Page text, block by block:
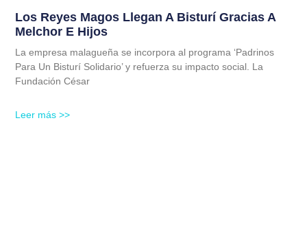
Los Reyes Magos Llegan A Bisturí Gracias A
Melchor E Hijos
La empresa malagueña se incorpora al programa ‘Padrinos
Para Un Bisturí Solidario’ y refuerza su impacto social. La
Fundación César
Leer más >>